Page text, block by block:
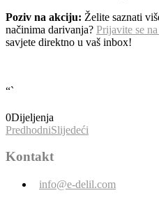
Poziv na akciju: Želite saznati
načinima darivanja? Prijavite se
savjete direktno u vaš inbox!
“`
0Dijeljenja
PredhodniSlijedeći
Kontakt
info@e-delil.com